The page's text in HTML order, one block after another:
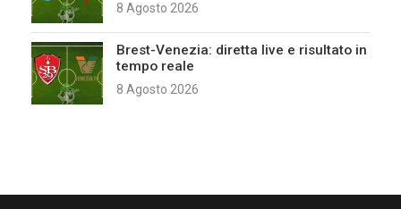
8 Agosto 2026
Brest-Venezia: diretta live e risultato in
tempo reale
8 Agosto 2026